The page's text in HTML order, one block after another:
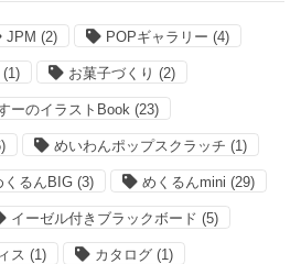
JPM (2) POPギャラリー (4)
(1) お菓子づくり (2)
ーのイラストBook (23)
めいわんポップスクラッチ (1)
くるんBIG (3) めくるんmini (29)
イーゼル付きブラックボード (5)
ス (1) カタログ (1)